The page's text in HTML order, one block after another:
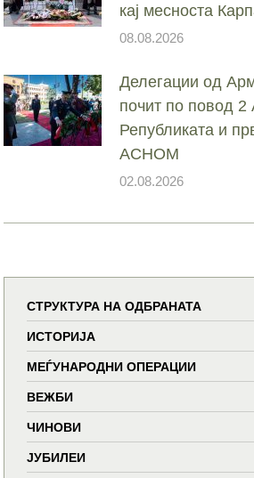
кај месноста
08.08.2026
Делегации од
почит по повод 2
Републиката и
АСНОМ
02.08.2026
СТРУКТУРА НА ОДБРАНАТА
ИСТОРИЈА
МЕЃУНАРОДНИ ОПЕРАЦИИ
ВЕЖБИ
ЧИНОВИ
ЈУБИЛЕИ